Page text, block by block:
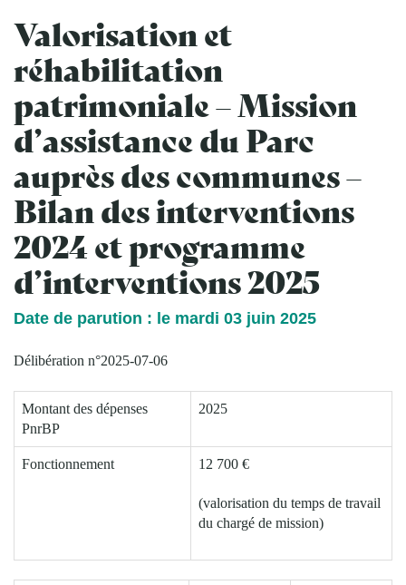
Valorisation et
réhabilitation
patrimoniale – Mission
d’assistance du Parc
auprès des communes –
Bilan des interventions
2024 et programme
d’interventions 2025
Date de parution : le mardi 03 juin 2025
Délibération n°2025-07-06
Montant des dépenses
PnrBP
2025
Fonctionnement 12 700 €
(valorisation du temps de travail
du chargé de mission)